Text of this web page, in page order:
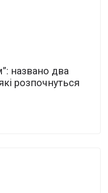
названо два
розпочнуться